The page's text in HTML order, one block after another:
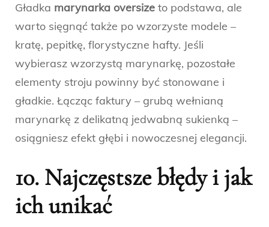
Gładka marynarka oversize to podstawa, ale
warto sięgnąć także po wzorzyste modele –
kratę, pepitkę, florystyczne hafty. Jeśli
wybierasz wzorzystą marynarkę, pozostałe
elementy stroju powinny być stonowane i
gładkie. Łącząc faktury – grubą wełnianą
marynarkę z delikatną jedwabną sukienką –
osiągniesz efekt głębi i nowoczesnej elegancji.
10. Najczęstsze błędy i jak
ich unikać